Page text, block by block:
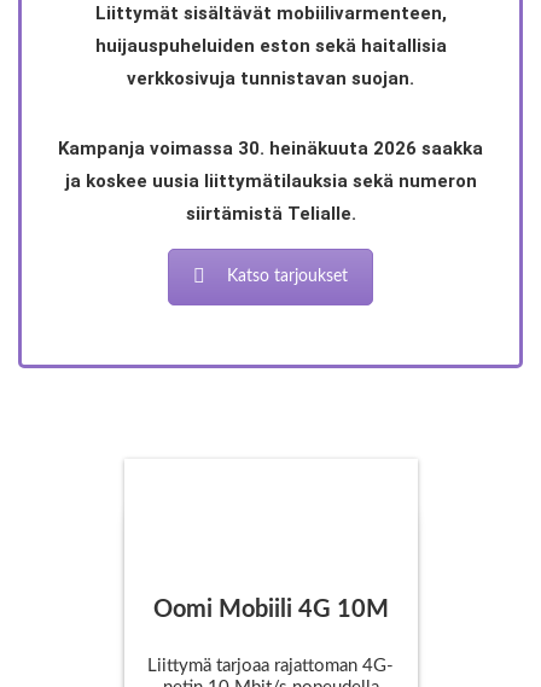
Liittymät sisältävät mobiilivarmenteen,
huijauspuheluiden eston sekä haitallisia
verkkosivuja tunnistavan suojan.
Kampanja voimassa 30. heinäkuuta 2026 saakka
ja koskee uusia liittymätilauksia sekä numeron
siirtämistä Telialle.
Katso tarjoukset
Oomi Mobiili 4G 10M
Liittymä tarjoaa rajattoman 4G-